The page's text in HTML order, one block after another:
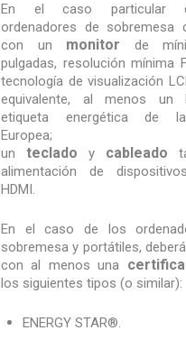
En el caso particular
ordenadores de sobremesa
con un monitor de
pulgadas, resolución mínima
tecnología de visualización
equivalente, al menos un
etiqueta energética de
Europea;
un teclado y cableado
alimentación de
HDMI.
En el caso de los
sobremesa y portátiles,
con al menos una
los siguientes tipos (o similar):
ENERGY STAR®.